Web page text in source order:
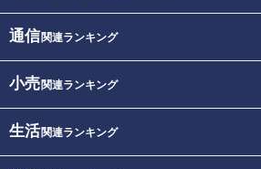
通信関連ランキング
小売関連ランキング
生活関連ランキング